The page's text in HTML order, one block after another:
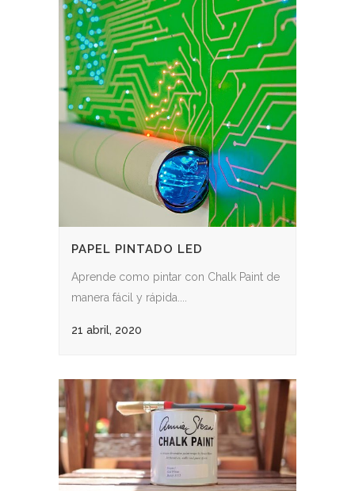
PAPEL PINTADO LED
Aprende como pintar con Chalk Paint de
manera fácil y rápida....
21 abril, 2020